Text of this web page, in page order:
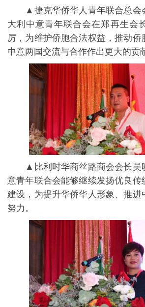
▲捷克华侨华人青年联合总会
大利中意青年联合会在郑再生会
厉，为维护侨胞合法权益，推动侨
中意两国交流与合作作出更大的贡
▲比利时华商丝路商会会长吴
意青年联合会能够继续发扬优良传
建设，为提升华侨华人形象、推进
努力。